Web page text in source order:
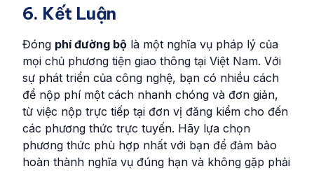
6. Kết Luận
Đóng phí đường bộ là một nghĩa vụ pháp lý của
mọi chủ phương tiện giao thông tại Việt Nam. Với
sự phát triển của công nghệ, bạn có nhiều cách
để nộp phí một cách nhanh chóng và đơn giản,
từ việc nộp trực tiếp tại đơn vị đăng kiểm cho đến
các phương thức trực tuyến. Hãy lựa chọn
phương thức phù hợp nhất với bạn để đảm bảo
hoàn thành nghĩa vụ đúng hạn và không gặp phải